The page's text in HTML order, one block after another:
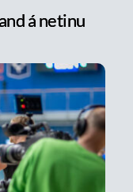
á netinu